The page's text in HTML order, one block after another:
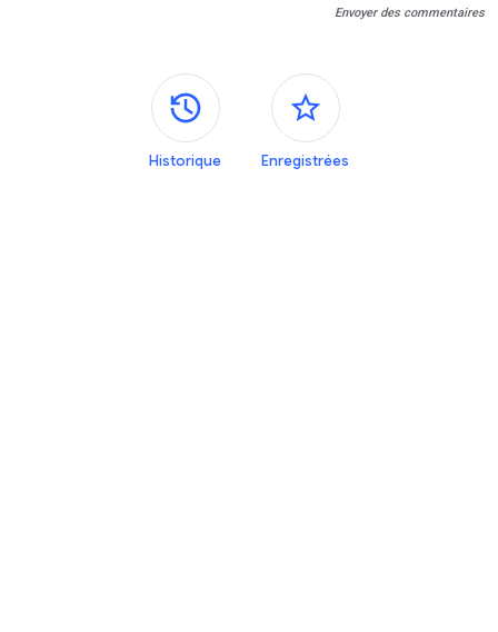
Envoyer des commentaires
Panneaux latéraux
Historique Enregistrées